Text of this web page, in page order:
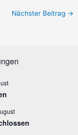
Nächster Beitrag →